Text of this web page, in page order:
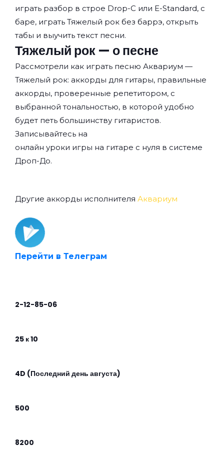
играть разбор в строе Drop-C или E-Standard, с
баре, играть Тяжелый рок без баррэ, открыть
табы и выучить текст песни.
Тяжелый рок — о песне
Рассмотрели как играть песню Аквариум —
Тяжелый рок: аккорды для гитары, правильные
аккорды, проверенные репетитором, с
выбранной тональностью, в которой удобно
будет петь большинству гитаристов.
Записывайтесь на
онлайн уроки игры на гитаре с нуля в системе
Дроп-До.
Другие аккорды исполнителя Аквариум
Перейти в Телеграм
2-12-85-06
25 к 10
4D (Последний день августа)
500
8200